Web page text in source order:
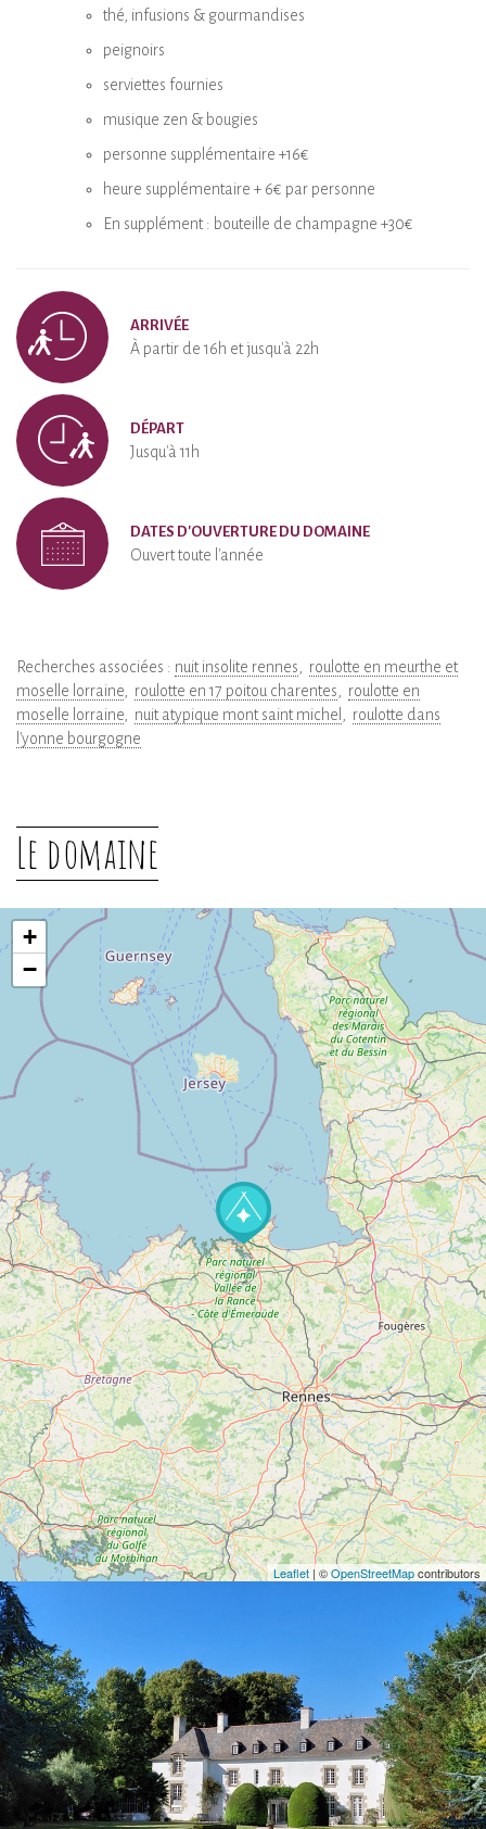
thé, infusions & gourmandises
peignoirs
serviettes fournies
musique zen & bougies
personne supplémentaire +16€
heure supplémentaire + 6€ par personne
En supplément : bouteille de champagne +30€
ARRIVÉE
À partir de 16h et jusqu'à 22h
DÉPART
Jusqu'à 11h
DATES D'OUVERTURE DU DOMAINE
Ouvert toute l'année
Recherches associées : nuit insolite rennes
roulotte en meurthe et
moselle lorraine
roulotte en 17 poitou charentes
roulotte en
moselle lorraine
nuit atypique mont saint michel
roulotte dans
l'yonne bourgogne
Le domaine
+
−
Leaflet| ©OpenStreetMapcontributors